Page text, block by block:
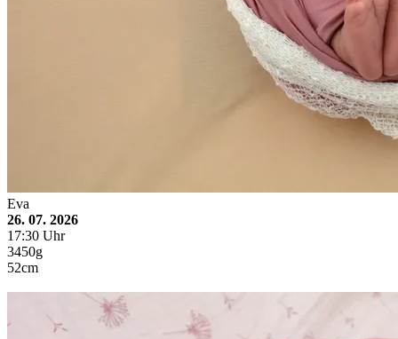
Eva
26. 07. 2026
17:30 Uhr
3450g
52cm